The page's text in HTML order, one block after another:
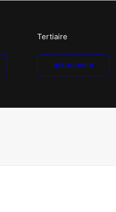
Tertiaire
DÉCOUVRIR